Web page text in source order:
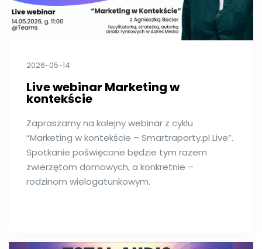
2026-05-14
Live webinar Marketing w
kontekście
Zapraszamy na kolejny webinar z cyklu
“Marketing w kontekście – Smartraporty.pl Live”.
Spotkanie poświęcone będzie tym razem
zwierzętom domowych, a konkretnie –
rodzinom wielogatunkowym.